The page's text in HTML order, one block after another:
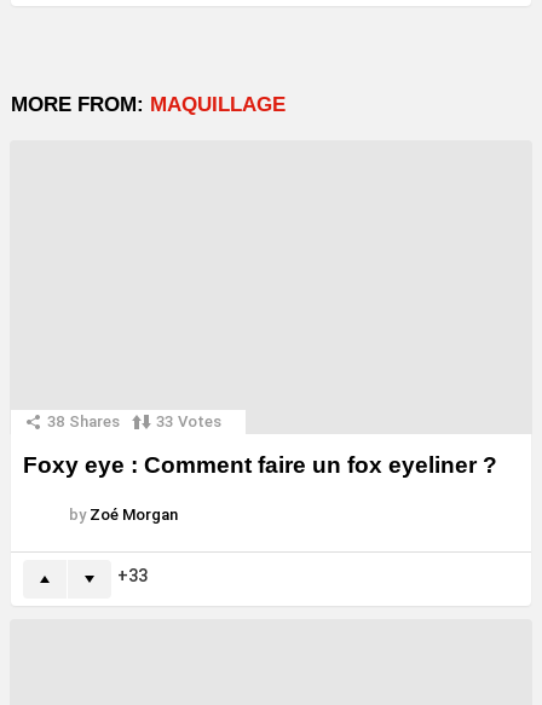
MORE FROM: MAQUILLAGE
38 Shares 33 Votes
Foxy eye : Comment faire un fox eyeliner ?
by Zoé Morgan
33